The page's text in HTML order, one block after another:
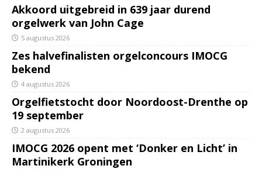
Akkoord uitgebreid in 639 jaar durend
orgelwerk van John Cage
5 augustus 2026
Zes halvefinalisten orgelconcours IMOCG
bekend
4 augustus 2026
Orgelfietstocht door Noordoost-Drenthe op
19 september
2 augustus 2026
IMOCG 2026 opent met ‘Donker en Licht’ in
Martinikerk Groningen